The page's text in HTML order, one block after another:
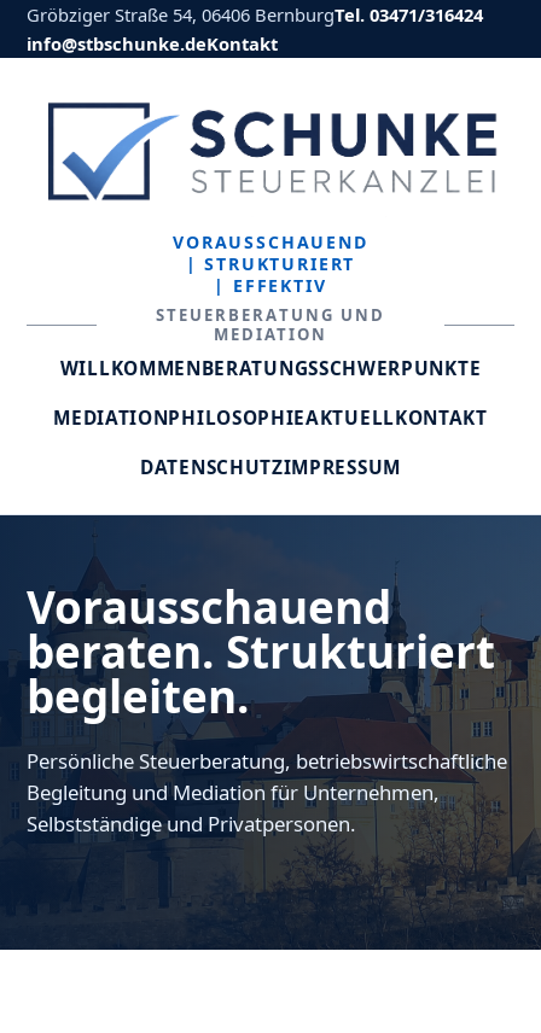
Gröbziger Straße 54, 06406 BernburgTel. 03471/316424
info@stbschunke.deKontakt
VORAUSSCHAUEND
| STRUKTURIERT
| EFFEKTIV
STEUERBERATUNG UND
MEDIATION
WILLKOMMENBERATUNGSSCHWERPUNKTE
MEDIATIONPHILOSOPHIEAKTUELLKONTAKT
DATENSCHUTZIMPRESSUM
Vorausschauend
beraten. Strukturiert
begleiten.
Persönliche Steuerberatung, betriebswirtschaftliche
Begleitung und Mediation für Unternehmen,
Selbstständige und Privatpersonen.